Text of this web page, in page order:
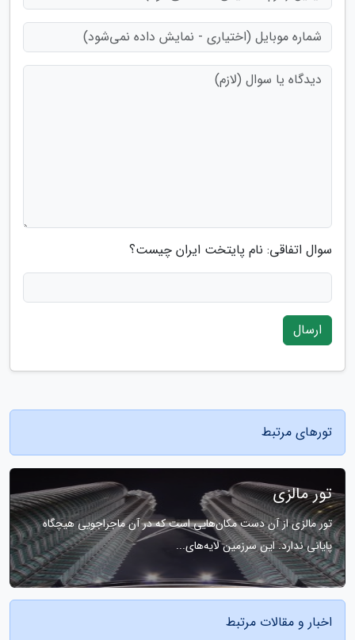
سوال اتفاقی: نام پایتخت ایران چیست؟
ارسال
تورهای مرتبط
تور مالزی
تور مالزی از آن دست مکان‌هایی است که در آن ماجراجویی هیچگاه
پایانی ندارد. این سرزمین لایه‌های...
اخبار و مقالات مرتبط